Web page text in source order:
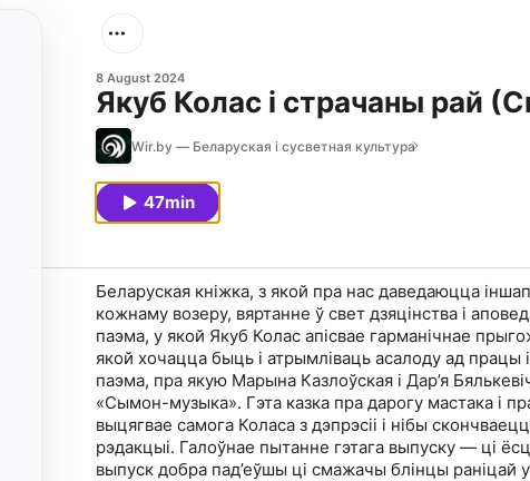
8 August 2024
Якуб Колас і страчаны рай
Wir.by — Беларуская і сусветная культура
47min
Беларуская кніжка, з якой пра нас даведаюцца
кожнаму возеру, вяртанне ў свет дзяцінства і
паэма, у якой Якуб Колас апісвае гарманічнае
якой хочацца быць і атрымліваць асалоду ад працы
паэма, пра якую Марына Казлоўская і Дар’я
«Сымон-музыка». Гэта казка пра дарогу мастака і
выцягвае самога Коласа з дэпрэсіі і нібы
рэдакцыі. Галоўнае пытанне гэтага выпуску — ці
выпуск добра пад’еўшы ці смажачы блінцы раніцай